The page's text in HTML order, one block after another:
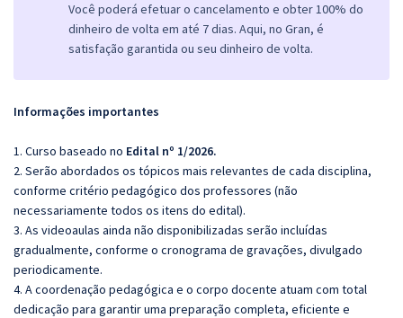
Você poderá efetuar o cancelamento e obter 100% do
dinheiro de volta em até 7 dias. Aqui, no Gran, é
satisfação garantida ou seu dinheiro de volta.
Informações importantes
1. Curso baseado no Edital nº 1/2026.
2. Serão abordados os tópicos mais relevantes de cada disciplina,
conforme critério pedagógico dos professores (não
necessariamente todos os itens do edital).
3. As videoaulas ainda não disponibilizadas serão incluídas
gradualmente, conforme o cronograma de gravações, divulgado
periodicamente.
4. A coordenação pedagógica e o corpo docente atuam com total
dedicação para garantir uma preparação completa, eficiente e